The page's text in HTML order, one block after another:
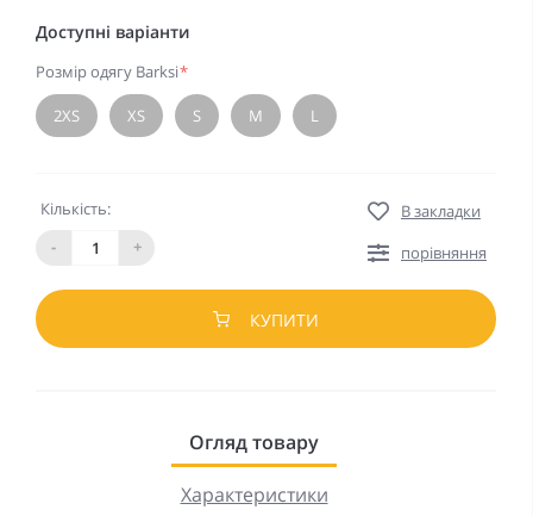
Доступні варіанти
Розмір одягу Barksi*
2XS XS S M L
Кількість:
-
+
В закладки
порівняння
КУПИТИ
Огляд товару
Характеристики